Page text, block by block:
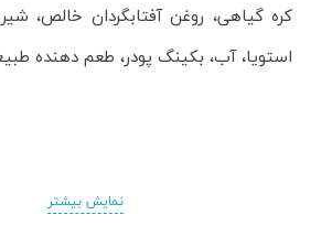
کره گیاهی، روغن آفتابگردان خالص،
استویا، آب، بکینگ پودر، طعم دهنده
نمایش بیشتر